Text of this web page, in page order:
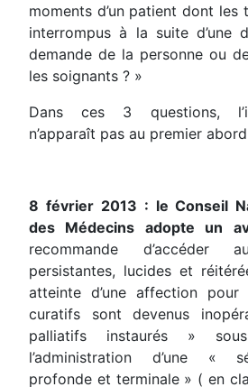
moments d’un patient dont
interrompus à la suite d’une
demande de la personne ou
les soignants ? »
Dans ces 3 questions,
n’apparaît pas au premier
8 février 2013 : le Conseil
des Médecins adopte un
recommande d’accéder
persistantes, lucides et
atteinte d’une affection
curatifs sont devenus
palliatifs instaurés »
l’administration d’une «
profonde et terminale » ( en